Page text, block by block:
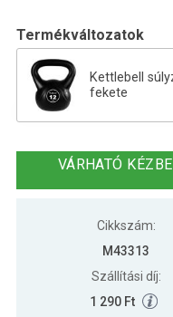
Termékváltozatok
Kettlebell
fekete
Kettlebell
Kettlebell
VÁRHATÓ
Cikkszám:
M43313
Szállítási díj:
1 290 Ft